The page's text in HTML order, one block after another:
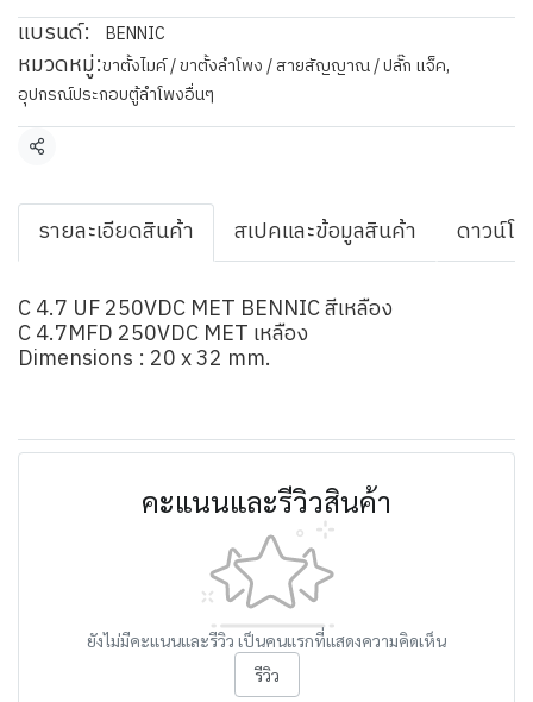
แบรนด์:
BENNIC
หมวดหมู่:ขาตั้งไมค์ / ขาตั้งลำโพง / สายสัญญาณ / ปลั๊ก แจ็ค,
อุปกรณ์ประกอบตู้ลำโพงอื่นๆ
แชร์
รายละเอียดสินค้า สเปคและข้อมูลสินค้า ดาวน์โ
C 4.7 UF 250VDC MET BENNIC สีเหลือง
C 4.7MFD 250VDC MET เหลือง
Dimensions : 20 x 32 mm.
คะแนนและรีวิวสินค้า
ยังไม่มีคะแนนและรีวิว เป็นคนแรกที่แสดงความคิดเห็น
รีวิว